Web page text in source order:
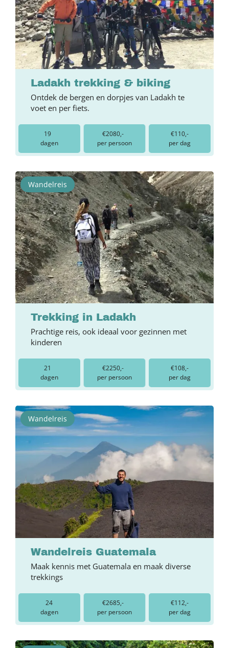
Ladakh trekking & biking
Ontdek de bergen en dorpjes van Ladakh te
voet en per fiets.
19
dagen
€2080,-
per persoon
€110,-
per dag
Wandelreis
Trekking in Ladakh
Prachtige reis, ook ideaal voor gezinnen met
kinderen
21
dagen
€2250,-
per persoon
€108,-
per dag
Wandelreis
Wandelreis Guatemala
Maak kennis met Guatemala en maak diverse
trekkings
24
dagen
€2685,-
per persoon
€112,-
per dag